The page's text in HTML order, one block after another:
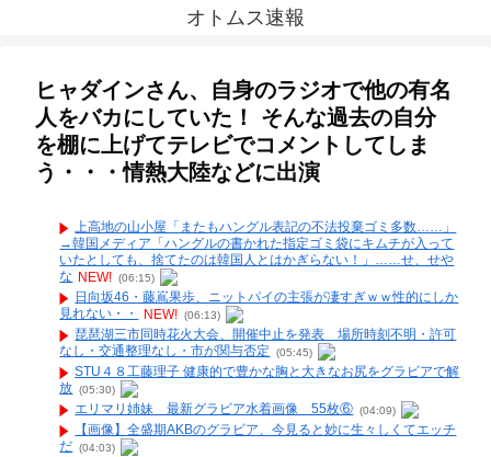
オトムス速報
ヒャダインさん、自身のラジオで他の有名
人をバカにしていた！ そんな過去の自分
を棚に上げてテレビでコメントしてしま
う・・・情熱大陸などに出演
上高地の山小屋「またもハングル表記の不法投棄ゴミ多数……」
→韓国メディア「ハングルの書かれた指定ゴミ袋にキムチが入って
いたとしても、捨てたのは韓国人とはかぎらない！」……せ、せや
な NEW! (06:15)
日向坂46・藤嶌果歩、ニットパイの主張が凄すぎｗｗ性的にしか
見れない・・
NEW! (06:13)
琵琶湖三市同時花火大会、開催中止を発表 場所時刻不明・許可
なし・交通整理なし・市が関与否定
(05:45)
STU４８工藤理子 健康的で豊かな胸と大きなお尻をグラビアで解
放 (05:30)
エリマリ姉妹 最新グラビア水着画像 55枚⑥ (04:09)
【画像】全盛期AKBのグラビア、今見ると妙に生々しくてエッチ
だ (04:03)